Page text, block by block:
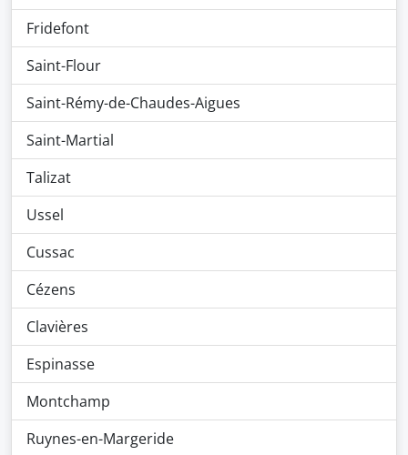
Fridefont
Saint-Flour
Saint-Rémy-de-Chaudes-Aigues
Saint-Martial
Talizat
Ussel
Cussac
Cézens
Clavières
Espinasse
Montchamp
Ruynes-en-Margeride